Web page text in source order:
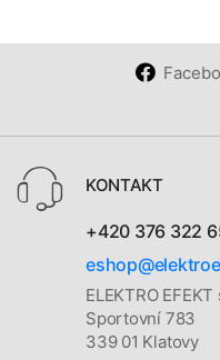
KONTAKT
+420 376 322
ELEKTRO EFEKT
Sportovní 783
339 01 Klatovy